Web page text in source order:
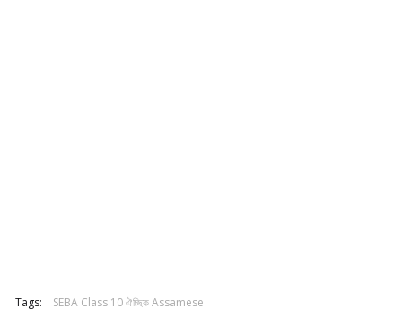
Tags: SEBA Class 10 ঐচ্ছিক Assamese